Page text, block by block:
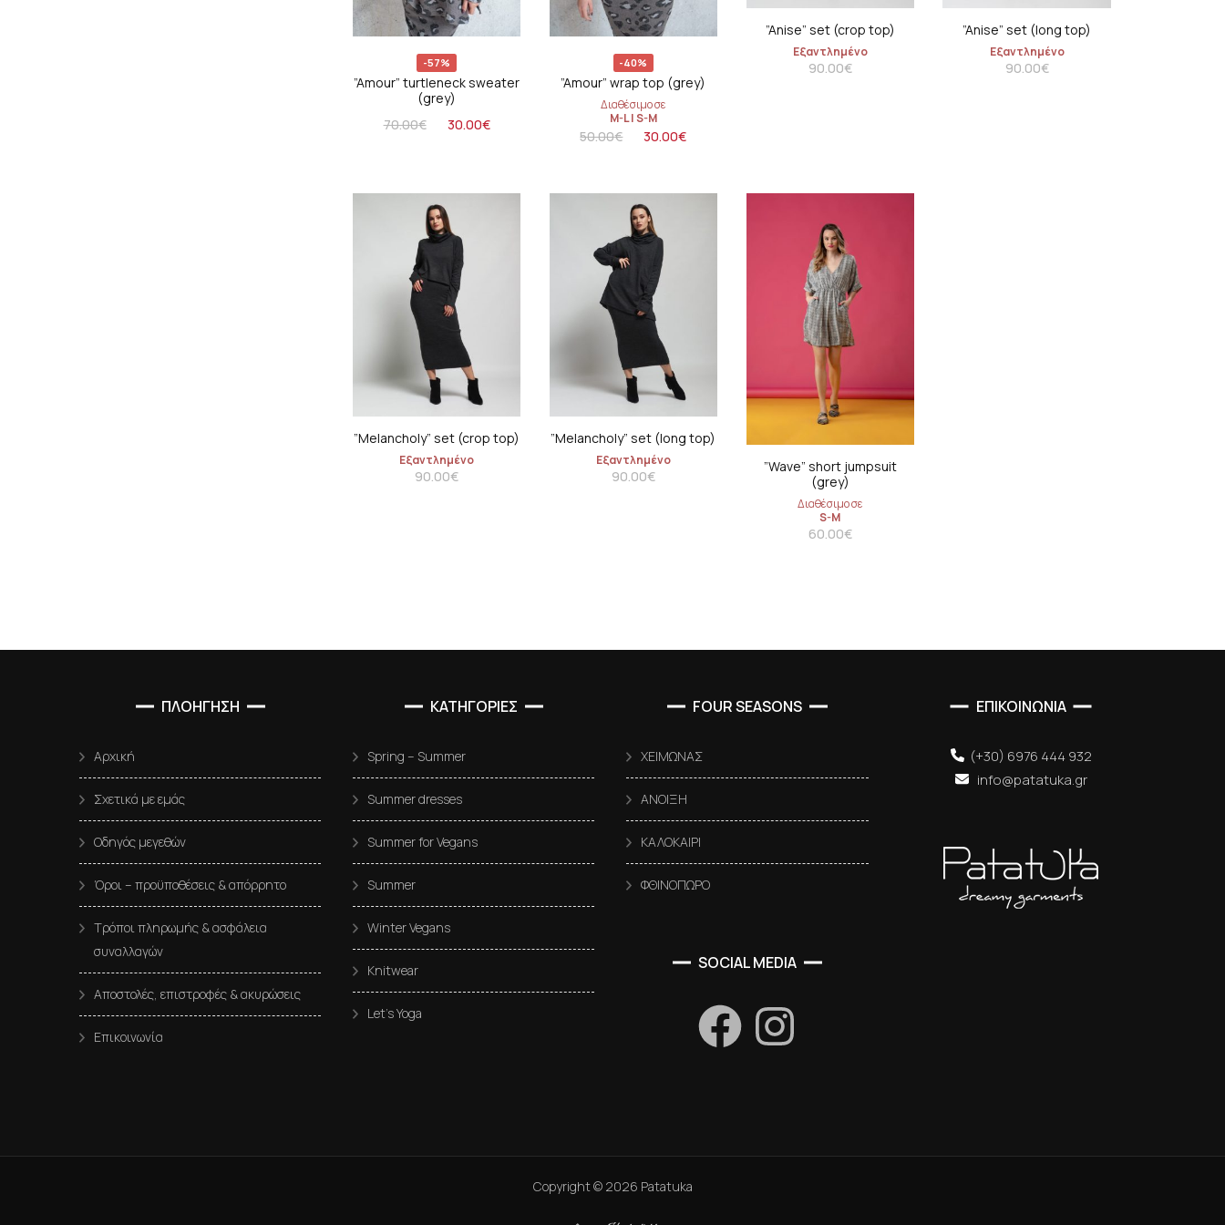
-57%
”Amour” turtleneck sweater
(grey)
70.00€ 30.00€
-40%
”Amour” wrap top (grey)
Διαθέσιμο σε
M-L|S-M
50.00€ 30.00€
”Anise” set (crop top)
Εξαντλημένο
90.00€
”Anise” set (long top)
Εξαντλημένο
90.00€
”Melancholy” set (crop top)
Εξαντλημένο
90.00€
”Melancholy” set (long top)
Εξαντλημένο
90.00€
”Wave” short jumpsuit
(grey)
Διαθέσιμο σε
S-M
60.00€
ΠΛΟΗΓΗΣΗ
Αρχική
Σχετικά με εμάς
Οδηγός μεγεθών
Όροι – προϋποθέσεις & απόρρητο
Τρόποι πληρωμής & ασφάλεια
συναλλαγών
Αποστολές, επιστροφές & ακυρώσεις
Επικοινωνία
ΚΑΤΗΓΟΡΙΕΣ
Spring – Summer
Summer dresses
Summer for Vegans
Summer
Winter Vegans
Knitwear
Let’s Yoga
FOUR SEASONS
ΧΕΙΜΩΝΑΣ
ΑΝΟΙΞΗ
ΚΑΛΟΚΑΙΡΙ
ΦΘΙΝΟΠΩΡΟ
SOCIAL MEDIA
ΕΠΙΚΟΙΝΩΝΙΑ
(+30) 6976 444 932
info@patatuka.gr
Copyright © 2026 Patatuka